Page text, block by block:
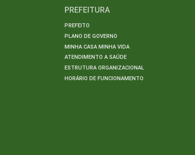
PREFEITURA
PREFEITO
PLANO DE GOVERNO
MINHA CASA MINHA VIDA
ATENDIMENTO A SAÚDE
ESTRUTURA ORGANIZACIONAL
HORÁRIO DE FUNCIONAMENTO